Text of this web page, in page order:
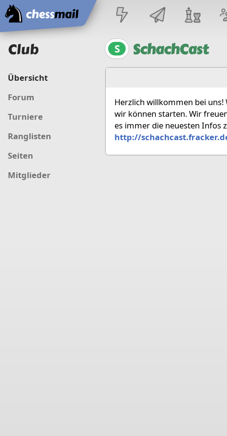
Startseite
Club
Übersicht
Forum
Turniere
Ranglisten
Seiten
Mitglieder
S SchachCast
Herzlich willkommen bei
wir können starten. Wir
es immer die neuesten Infos
http://